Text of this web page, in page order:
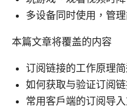
多设备同时使用，管
本篇文章将覆盖的内容
订阅链接的工作原理
如何获取与验证订阅
常用客户端的订阅导入